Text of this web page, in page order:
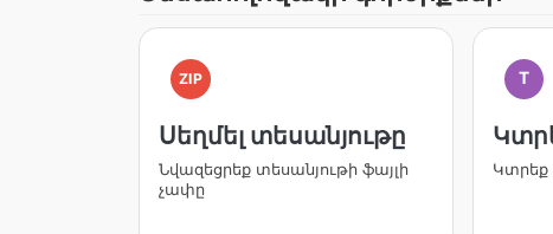
ZIP
Սեղմել տեսանյութը
Նվազեցրեք տեսանյութի ֆայլի
չափը
T
Կտրեք